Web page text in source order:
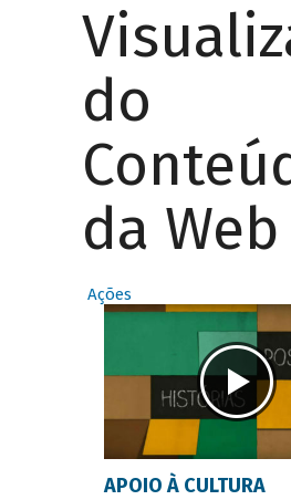
do
da Web
Ações
APOIO À CULTURA